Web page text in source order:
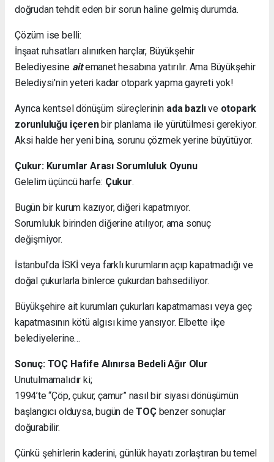
doğrudan tehdit eden bir sorun haline gelmiş durumda.
Çözüm ise belli:
İnşaat ruhsatları alınırken harçlar, Büyükşehir
Belediyesine aitemanet hesabına yatırılır. Ama Büyükşehir
Belediysi'nin yeteri kadar otopark yapma gayreti yok!
Ayrıca kentsel dönüşüm süreçlerinin ada bazlıve otopark
zorunluluğu içerenbir planlama ile yürütülmesi gerekiyor.
Aksi halde her yeni bina, sorunu çözmek yerine büyütüyor.
Çukur: Kurumlar Arası Sorumluluk Oyunu
Gelelim üçüncü harfe: Çukur.
Bugün bir kurum kazıyor, diğeri kapatmıyor.
Sorumluluk birinden diğerine atılıyor, ama sonuç
değişmiyor.
İstanbul’da İSKİ veya farklı kurumların açıp kapatmadığı ve
doğal çukurlarla binlerce çukurdan bahsediliyor.
Büyükşehire ait kurumları çukurları kapatmaması veya geç
kapatmasının kötü algısı kime yansıyor. Elbette ilçe
belediyelerine…
Sonuç: TOÇ Hafife Alınırsa Bedeli Ağır Olur
Unutulmamalıdır ki;
1994’te “Çöp, çukur, çamur” nasıl bir siyasi dönüşümün
başlangıcı olduysa, bugün deTOÇbenzer sonuçlar
doğurabilir.
Çünkü şehirlerin kaderini, günlük hayatı zorlaştıran bu temel